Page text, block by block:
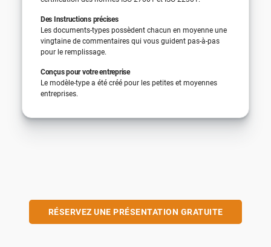
Des Instructions précises
Les documents-types possèdent chacun en moyenne une
vingtaine de commentaires qui vous guident pas-à-pas
pour le remplissage.
Conçus pour votre entreprise
Le modèle-type a été créé pour les petites et moyennes
entreprises.
RÉSERVEZ UNE PRÉSENTATION GRATUITE